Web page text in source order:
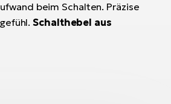
beim Schalten. Präzise
Schalthebel aus